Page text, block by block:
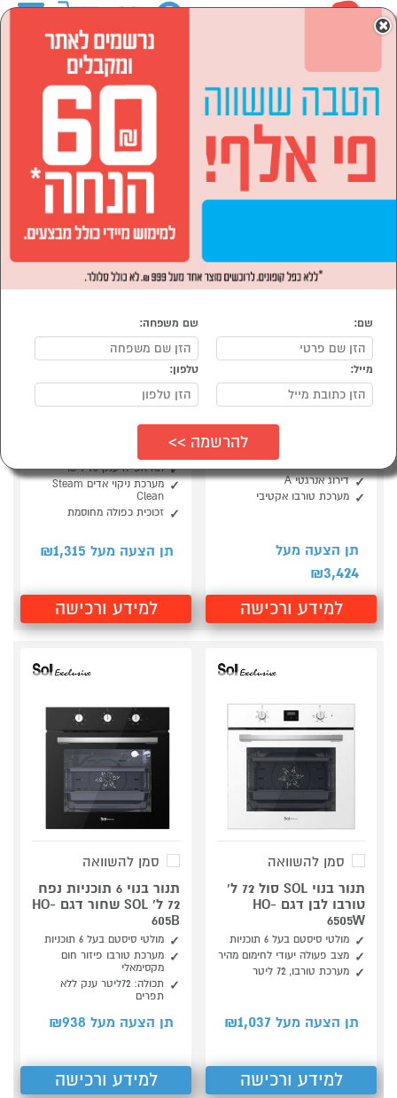
תנורים, כיריים וקולטים
תנורים בנויים
תנורים בנויים SOL סול
נמצאו 12 מוצרי תנורים בנויים של מוצרי SOL סול
מיון: הפופולרים ביותר
סמן להשוואה
דירוג אנרגטי A
מערכת טורבו אקטיבי
תן הצעה מעל
₪3,424
למידע ורכישה
סמן להשוואה
1705W
תא אפייה ענק 73 ליטר
מערכת ניקוי אדים Steam
Clean
זכוכית כפולה מחוסמת
תן הצעה מעל ₪ 1,315
למידע ורכישה
סמן להשוואה
תנור בנוי SOL סול 72 ל'
טורבו לבן דגם HO-
6505W
מולטי סיסטם בעל 6 תוכניות
מצב פעולה יעודי לחימום מהיר
מערכת טורבו, 72 ליטר
תן הצעה מעל ₪ 1,037
למידע ורכישה
סמן להשוואה
תנור בנוי 6 תוכניות נפח
72 ל' SOL שחור דגם HO-
605B
מולטי סיסטם בעל 6 תוכניות
מערכת טורבו פיזור חום
מקסימאלי
תכולה: 72ליטר ענק ללא
תפרים
תן הצעה מעל ₪ 938
למידע ורכישה
×
שם: שם משפחה:
מייל: טלפון: